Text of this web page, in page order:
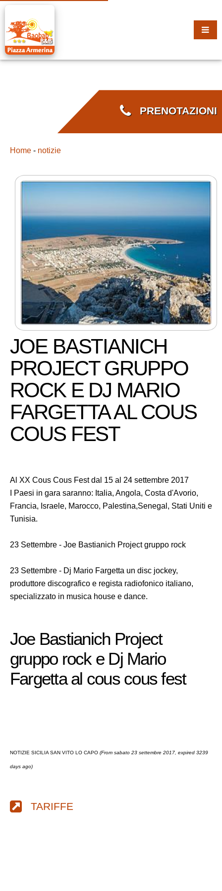
PRENOTAZIONI
Home - notizie
JOE BASTIANICH
PROJECT GRUPPO
ROCK E DJ MARIO
FARGETTA AL COUS
COUS FEST
Al XX Cous Cous Fest dal 15 al 24 settembre 2017
I Paesi in gara saranno: Italia, Angola, Costa d'Avorio,
Francia, Israele, Marocco, Palestina,Senegal, Stati Uniti e
Tunisia.
23 Settembre - Joe Bastianich Project gruppo rock
23 Settembre - Dj Mario Fargetta un disc jockey,
produttore discografico e regista radiofonico italiano,
specializzato in musica house e dance.
Joe Bastianich Project
gruppo rock e Dj Mario
Fargetta al cous cous fest
NOTIZIE SICILIA SAN VITO LO CAPO (From sabato 23 settembre 2017, expired 3239
days ago)
TARIFFE